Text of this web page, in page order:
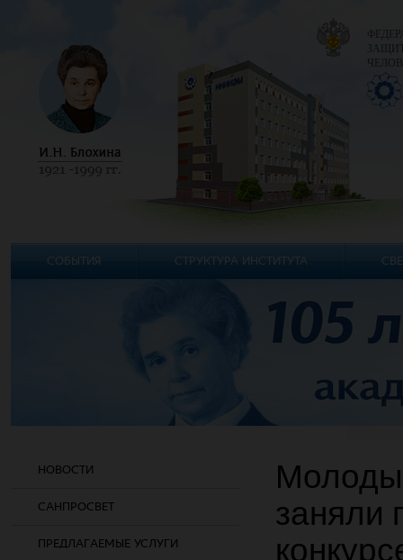
НОВОСТИ
САНПРОСВЕТ
ПРЕДЛАГАЕМЫЕ УСЛУГИ
заняли
СОБЫТИЯ СТРУКТУРА ИНСТИТУТА